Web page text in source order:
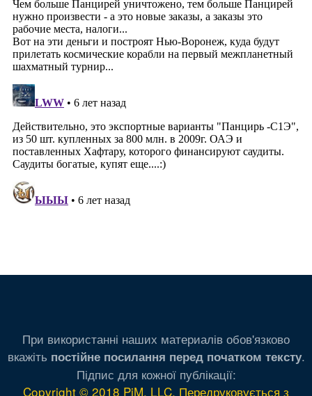
При використанні наших материалів обов'язково
вкажіть постійне посилання перед початком тексту.
Підпис для кожної публікації:
Copyright © 2018 PiM, LLC. Передруковується з